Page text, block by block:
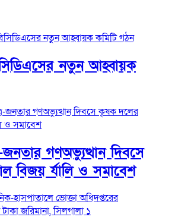
নতুন আহ্বায়ক
গণঅভ্যুত্থান দিবসে
বিজয় র্যালি ও সমাবেশ